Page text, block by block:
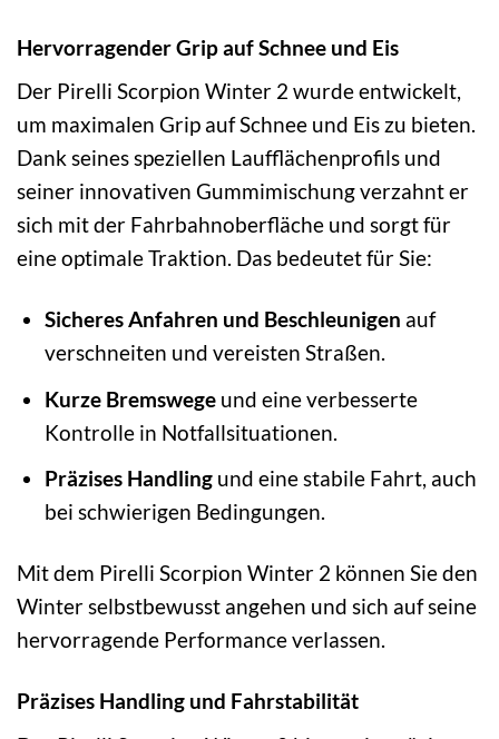
Hervorragender Grip auf Schnee und Eis
Der Pirelli Scorpion Winter 2 wurde entwickelt,
um maximalen Grip auf Schnee und Eis zu bieten.
Dank seines speziellen Laufflächenprofils und
seiner innovativen Gummimischung verzahnt er
sich mit der Fahrbahnoberfläche und sorgt für
eine optimale Traktion. Das bedeutet für Sie:
Sicheres Anfahren und Beschleunigen auf
verschneiten und vereisten Straßen.
Kurze Bremswegeund eine verbesserte
Kontrolle in Notfallsituationen.
Präzises Handlingund eine stabile Fahrt, auch
bei schwierigen Bedingungen.
Mit dem Pirelli Scorpion Winter 2 können Sie den
Winter selbstbewusst angehen und sich auf seine
hervorragende Performance verlassen.
Präzises Handling und Fahrstabilität